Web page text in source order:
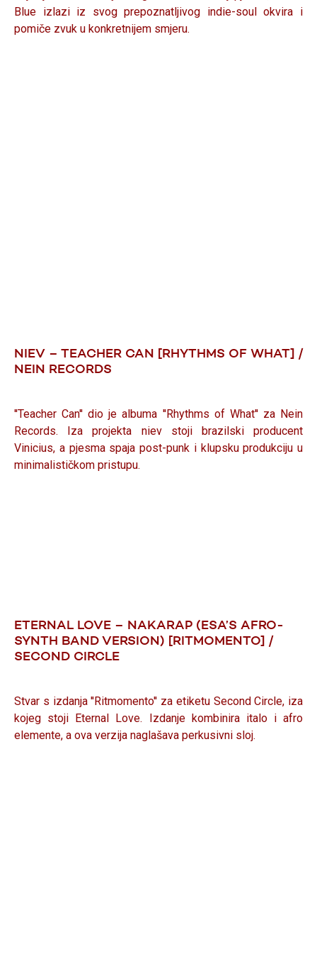
Blue izlazi iz svog prepoznatljivog indie-soul okvira i
pomiče zvuk u konkretnijem smjeru.
NIEV – TEACHER CAN [RHYTHMS OF WHAT] /
NEIN RECORDS
''Teacher Can'' dio je albuma ''Rhythms of What'' za Nein
Records. Iza projekta niev stoji brazilski producent
Vinicius, a pjesma spaja post-punk i klupsku produkciju u
minimalističkom pristupu.
ETERNAL LOVE – NAKARAP (ESA’S AFRO-
SYNTH BAND VERSION) [RITMOMENTO] /
SECOND CIRCLE
Stvar s izdanja ''Ritmomento'' za etiketu Second Circle, iza
kojeg stoji Eternal Love. Izdanje kombinira italo i afro
elemente, a ova verzija naglašava perkusivni sloj.